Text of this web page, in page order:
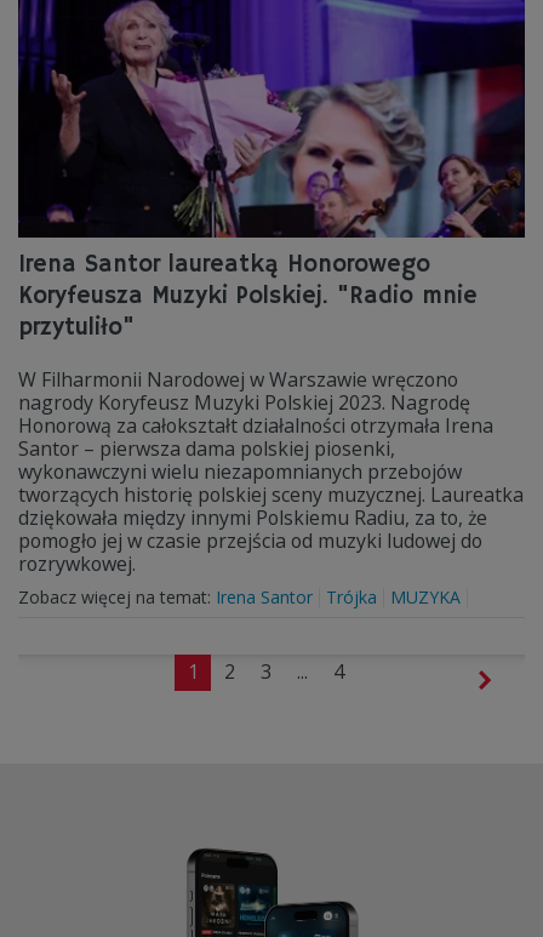
Irena Santor laureatką Honorowego
Koryfeusza Muzyki Polskiej. "Radio mnie
przytuliło"
W Filharmonii Narodowej w Warszawie wręczono
nagrody Koryfeusz Muzyki Polskiej 2023. Nagrodę
Honorową za całokształt działalności otrzymała Irena
Santor – pierwsza dama polskiej piosenki,
wykonawczyni wielu niezapomnianych przebojów
tworzących historię polskiej sceny muzycznej. Laureatka
dziękowała między innymi Polskiemu Radiu, za to, że
pomogło jej w czasie przejścia od muzyki ludowej do
rozrywkowej.
Zobacz więcej na temat: Irena Santor Trójka MUZYKA
1 2 3 ... 4